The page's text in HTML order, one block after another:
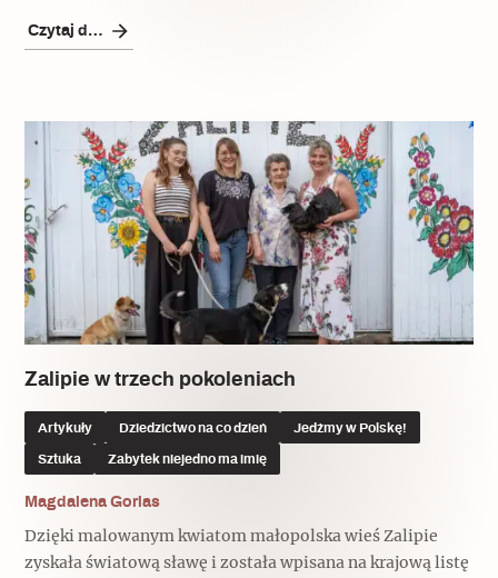
Wskazówki idą w dobrą stronę
Varia
Popularne
Memento dla modernizmu
Zabytek niejedno ma imię
Popularne
Niewykonalne? Nie dla Wawelu
Czytaj dalej
Zalipie w trzech pokoleniach
Artykuły Dziedzictwo na co dzień Jedźmy w Polskę!
Sztuka Zabytek niejedno ma imię
Magdalena Gorlas
Dzięki malowanym kwiatom małopolska wieś Zalipie
zyskała światową sławę i została wpisana na krajową listę